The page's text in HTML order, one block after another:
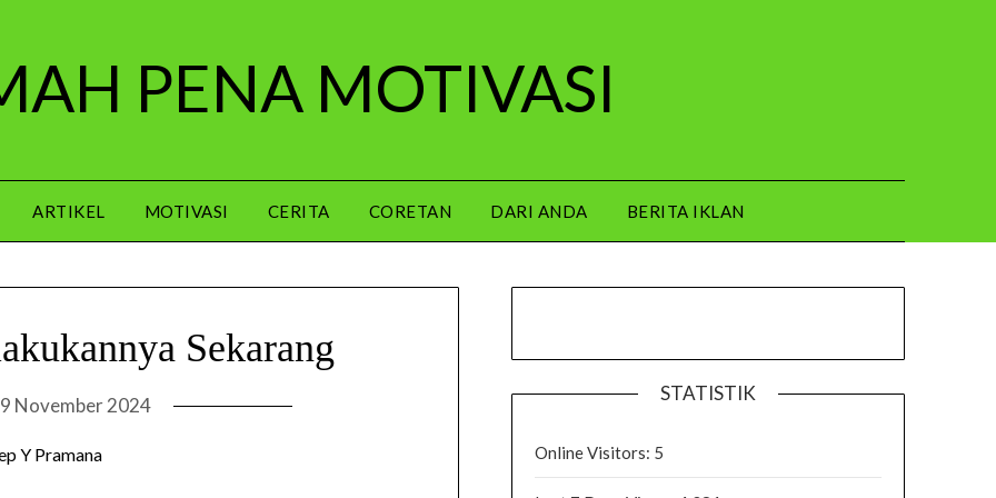
PENA MOTIVASI
ARTIKEL MOTIVASI CERITA CORETAN DARI ANDA BERITA IKLAN
Sekarang
November 2024
Y Pramana
STATISTIK
Online Visitors: 5